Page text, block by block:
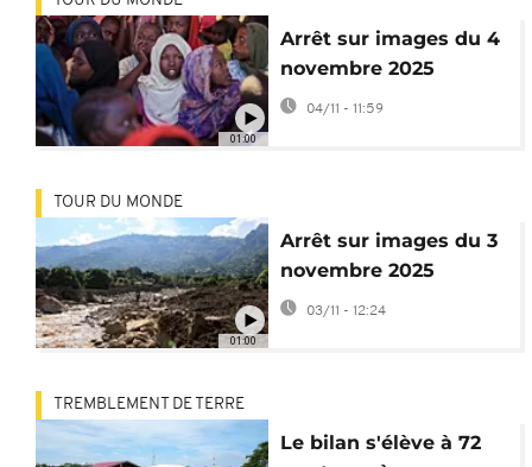
01:00
Arrêt sur images du 4
novembre 2025
04/11 - 11:59
01:00
TOUR DU MONDE
Arrêt sur images du 3
novembre 2025
03/11 - 12:24
TREMBLEMENT DE TERRE
Le bilan s'élève à 72